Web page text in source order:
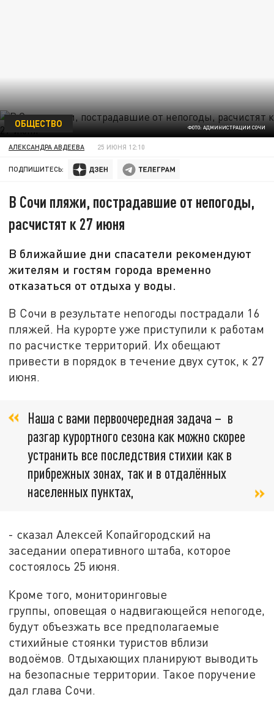
ФОТО: АДМИНИСТРАЦИИ СОЧИ
ОБЩЕСТВО
АЛЕКСАНДРА АВДЕЕВА 25 ИЮНЯ 12:10
ПОДПИШИТЕСЬ:
В Сочи пляжи, пострадавшие от непогоды,
расчистят к 27 июня
В ближайшие дни спасатели рекомендуют
жителям и гостям города временно
отказаться от отдыха у воды.
В Сочи в результате непогоды пострадали 16
пляжей. На курорте уже приступили к работам
по расчистке территорий. Их обещают
привести в порядок в течение двух суток, к 27
июня.
Наша с вами первоочередная задача – в
разгар курортного сезона как можно скорее
устранить все последствия стихии как в
прибрежных зонах, так и в отдалённых
населенных пунктах,
- сказал Алексей Копайгородский на
заседании оперативного штаба, которое
состоялось 25 июня.
Кроме того, мониторинговые
группы, оповещая о надвигающейся непогоде,
будут объезжать все предполагаемые
стихийные стоянки туристов вблизи
водоёмов. Отдыхающих планируют выводить
на безопасные территории. Такое поручение
дал глава Сочи.